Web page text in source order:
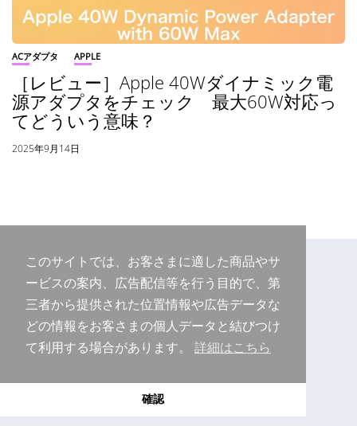
ACアダプタ APPLE
［レビュー］Apple 40Wダイナミック電
源アダプタをチェック 最大60W対応っ
てどういう意味？
2025年9月14日
このサイトでは、お客さまに適した商品やサ
ービスの案内、広告配信等を行う目的で、第
三者から提供された位置情報や広告データな
どの情報をお客さまの個人データと結びつけ
て利用する場合があります。 詳細はこちら
確認